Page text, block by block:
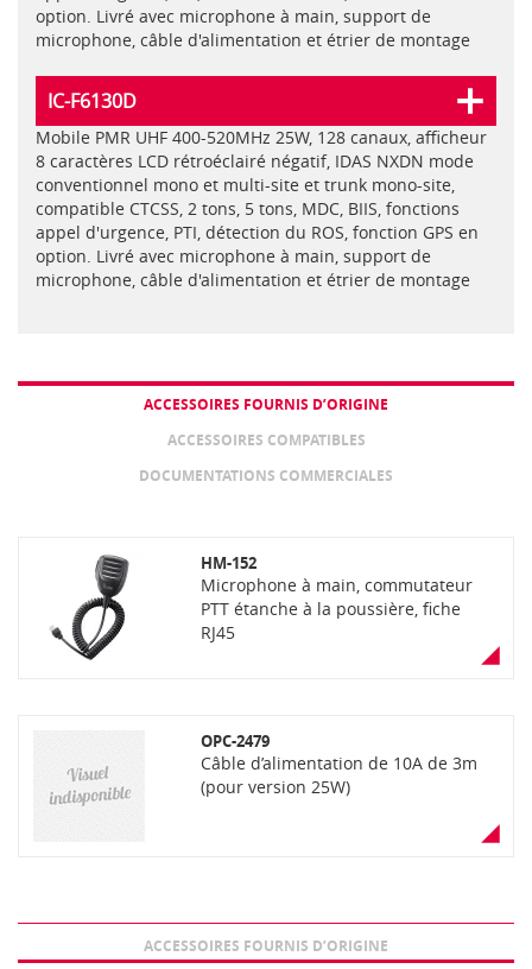
option. Livré avec microphone à main, support de
microphone, câble d'alimentation et étrier de montage
IC-F6130D
Mobile PMR UHF 400-520MHz 25W, 128 canaux, afficheur
8 caractères LCD rétroéclairé négatif, IDAS NXDN mode
conventionnel mono et multi-site et trunk mono-site,
compatible CTCSS, 2 tons, 5 tons, MDC, BIIS, fonctions
appel d'urgence, PTI, détection du ROS, fonction GPS en
option. Livré avec microphone à main, support de
microphone, câble d'alimentation et étrier de montage
ACCESSOIRES FOURNIS D’ORIGINE
ACCESSOIRES COMPATIBLES
DOCUMENTATIONS COMMERCIALES
HM-152
Microphone à main, commutateur
PTT étanche à la poussière, fiche
RJ45
OPC-2479
Câble d’alimentation de 10A de 3m
(pour version 25W)
ACCESSOIRES FOURNIS D’ORIGINE